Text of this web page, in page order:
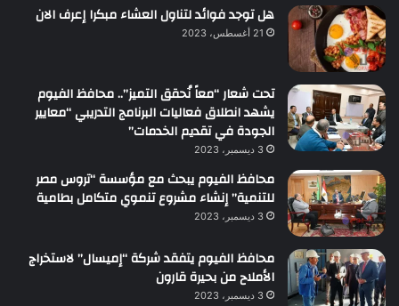
هل توجد فوائد لتناول العشاء مبكرا إعرف الان
21 أغسطس، 2023
تحت شعار “معاً نُحقق التميز”.. محافظ الفيوم
يشهد انطلاق فعاليات البرنامج التدريبي “معايير
الجودة في تقديم الخدمات”
3 ديسمبر، 2023
محافظ الفيوم يبحث مع مؤسسة “تروس مصر
للتنمية” إنشاء مشروع تنموي متكامل بطامية
3 ديسمبر، 2023
محافظ الفيوم يتفقد شركة “إميسال” لاستخراج
الأملاح من بحيرة قارون
3 ديسمبر، 2023